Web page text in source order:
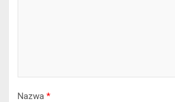
Nazwa *